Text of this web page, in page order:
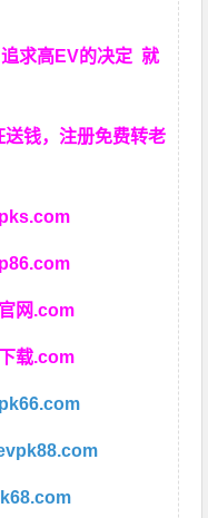
追求高EV的决定就
送钱，注册免费转老
网.com
载.com